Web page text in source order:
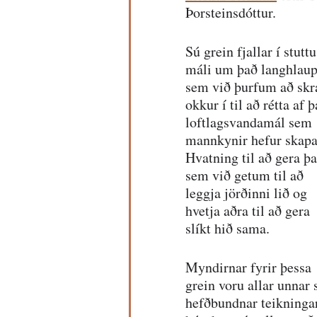
Þorsteinsdóttur.
Sú grein fjallar í stuttu
máli um það langhlaup
sem við þurfum að
okkur í til að rétta af
loftlagsvandamál sem
mannkynir hefur
Hvatning til að gera
sem við getum til að
leggja jörðinni lið og
hvetja aðra til að gera
slíkt hið sama.
Myndirnar fyrir þessa
grein voru allar unnar
hefðbundnar